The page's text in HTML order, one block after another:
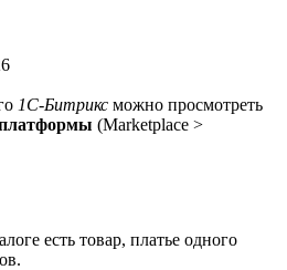
1С-Битрикс можно просмотреть
(Marketplace >
есть товар, платье одного